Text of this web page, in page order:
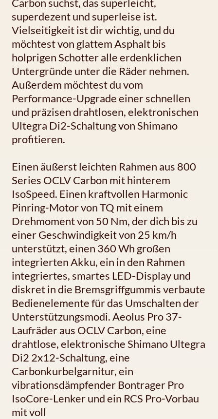
Carbon suchst, das superleicht,
superdezent und superleise ist.
Vielseitigkeit ist dir wichtig, und du
möchtest von glattem Asphalt bis
holprigen Schotter alle erdenklichen
Untergründe unter die Räder nehmen.
Außerdem möchtest du vom
Performance-Upgrade einer schnellen
und präzisen drahtlosen, elektronischen
Ultegra Di2-Schaltung von Shimano
profitieren.
Einen äußerst leichten Rahmen aus 800
Series OCLV Carbon mit hinterem
IsoSpeed. Einen kraftvollen Harmonic
Pinring-Motor von TQ mit einem
Drehmoment von 50 Nm, der dich bis zu
einer Geschwindigkeit von 25 km/h
unterstützt, einen 360 Wh großen
integrierten Akku, ein in den Rahmen
integriertes, smartes LED-Display und
diskret in die Bremsgriffgummis verbaute
Bedienelemente für das Umschalten der
Unterstützungsmodi. Aeolus Pro 37-
Laufräder aus OCLV Carbon, eine
drahtlose, elektronische Shimano Ultegra
Di2 2x12-Schaltung, eine
Carbonkurbelgarnitur, ein
vibrationsdämpfender Bontrager Pro
IsoCore-Lenker und ein RCS Pro-Vorbau
mit voll